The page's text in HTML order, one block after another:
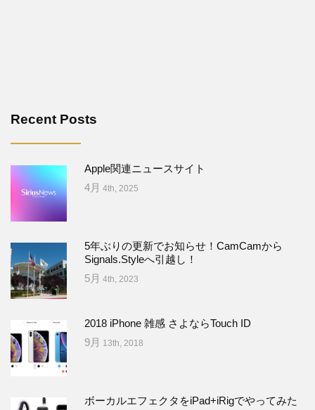
Recent Posts
Apple関連ニュースサイト
4月 4th, 2025
5年ぶりの更新でお知らせ！CamCamから
Signals.Styleへ引越し！
5月 4th, 2023
2018 iPhone 雑感 さよならTouch ID
9月 13th, 2018
ボーカルエフェクタをiPad+iRigでやってみた